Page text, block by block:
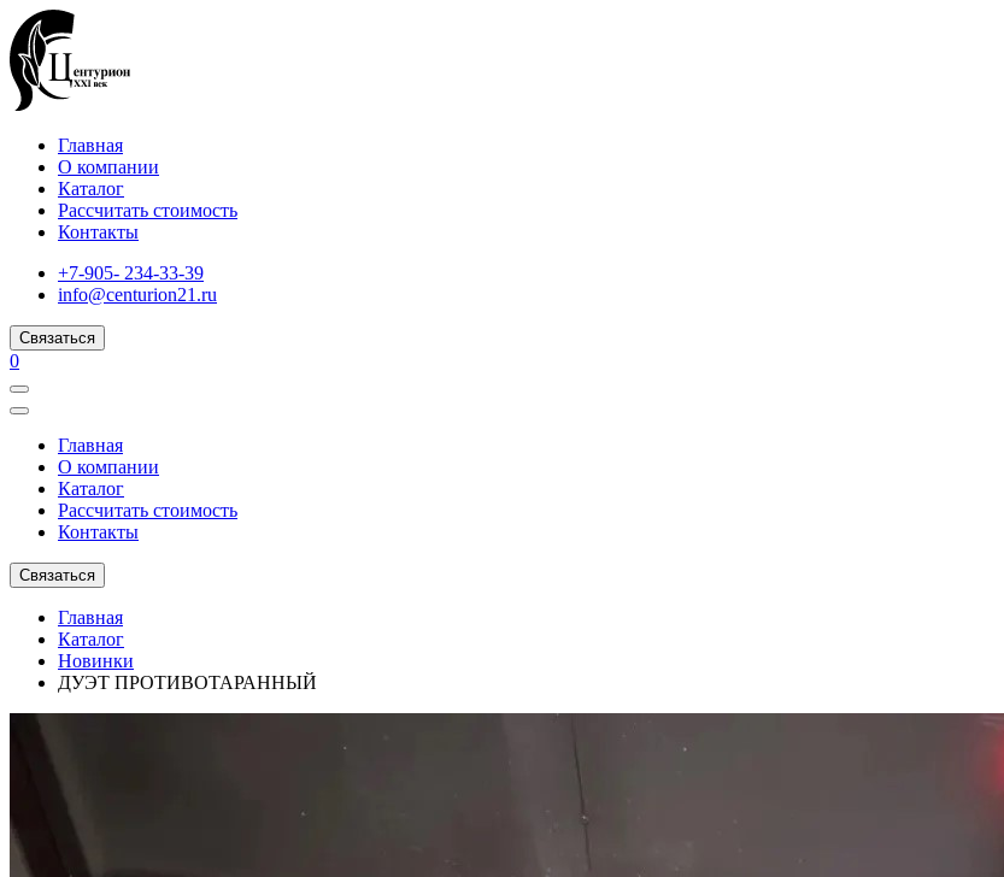
Главная
О компании
Каталог
Рассчитать стоимость
Контакты
+7-905- 234-33-39
info@centurion21.ru
Связаться
0
Главная
О компании
Каталог
Рассчитать стоимость
Контакты
Связаться
Главная
Каталог
Новинки
ДУЭТ ПРОТИВОТАРАННЫЙ